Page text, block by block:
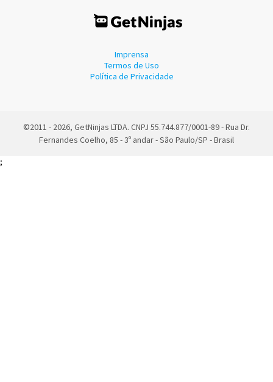
Imprensa
Termos de Uso
Política de Privacidade
©2011 - 2026, GetNinjas LTDA. CNPJ 55.744.877/0001-89 - Rua Dr.
Fernandes Coelho, 85 - 3º andar - São Paulo/SP - Brasil
;